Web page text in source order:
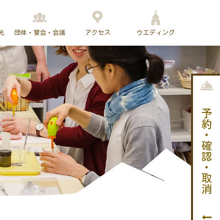
予約・確認・取消
団体・宴会・会議 アクセス ウエディング